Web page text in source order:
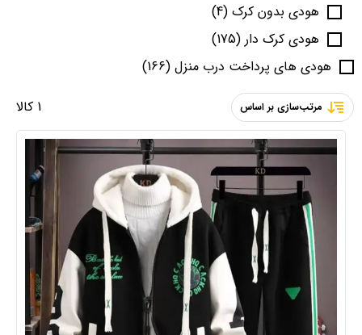
هودی بدون کرک (4)
هودی کرک دار (175)
هودی های پرداخت درب منزل (166)
1 کالا
مرتب‌سازی بر اساس